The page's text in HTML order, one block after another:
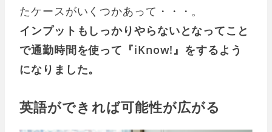
たケースがいくつかあって・・・。
インプットもしっかりやらないとなってこと
で通勤時間を使って『iKnow!』をするよう
になりました。
英語ができれば可能性が広がる